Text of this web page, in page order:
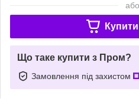
або
Що таке купити з Пром?
Замовлення під захистом